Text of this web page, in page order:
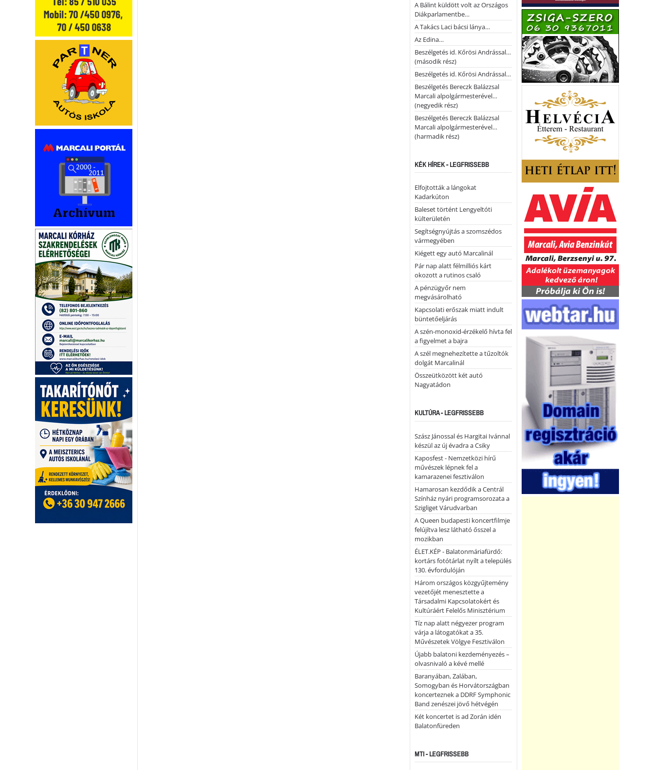
A Bálint küldött volt az Országos
Diákparlamentbe…
A Takács Laci bácsi lánya…
Az Edina…
Beszélgetés id. Kőrösi Andrással…
(második rész)
Beszélgetés id. Kőrösi Andrással…
Beszélgetés Bereczk Balázzsal
Marcali alpolgármesterével…
(negyedik rész)
Beszélgetés Bereczk Balázzsal
Marcali alpolgármesterével…
(harmadik rész)
KÉK HÍREK - LEGFRISSEBB
Elfojtották a lángokat
Kadarkúton
Baleset történt Lengyeltóti
külterületén
Segítségnyújtás a szomszédos
vármegyében
Kiégett egy autó Marcalinál
Pár nap alatt félmilliós kárt
okozott a rutinos csaló
A pénzügyőr nem
megvásárolható
Kapcsolati erőszak miatt indult
büntetőeljárás
A szén-monoxid-érzékelő hívta fel
a figyelmet a bajra
A szél megnehezítette a tűzoltók
dolgát Marcalinál
Összeütközött két autó
Nagyatádon
KULTÚRA - LEGFRISSEBB
Szász Jánossal és Hargitai Ivánnal
készül az új évadra a Csiky
Kaposfest - Nemzetközi hírű
művészek lépnek fel a
kamarazenei fesztiválon
Hamarosan kezdődik a Centrál
Színház nyári programsorozata a
Szigliget Várudvarban
A Queen budapesti koncertfilmje
felújítva lesz látható ősszel a
mozikban
ÉLET.KÉP - Balatonmáriafürdő:
kortárs fotótárlat nyílt a település
130. évfordulóján
Három országos közgyűjtemény
vezetőjét menesztette a
Társadalmi Kapcsolatokért és
Kultúráért Felelős Minisztérium
Tíz nap alatt négyezer program
várja a látogatókat a 35.
Művészetek Völgye Fesztiválon
Újabb balatoni kezdeményezés –
olvasnivaló a kévé mellé
Baranyában, Zalában,
Somogyban és Horvátországban
koncerteznek a DDRF Symphonic
Band zenészei jövő hétvégén
Két koncertet is ad Zorán idén
Balatonfüreden
MTI - LEGFRISSEBB